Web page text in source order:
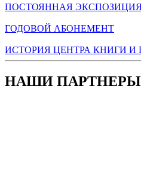
ПОСТОЯННАЯ
ГОДОВОЙ АБОНЕМЕНТ
ИСТОРИЯ ЦЕНТРА КНИГИ И
НАШИ ПАРТНЕРЫ